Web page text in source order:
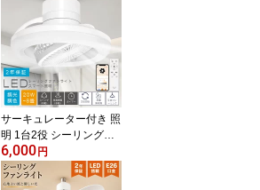
き照明 ファン付きシーリ
ングライト サーキュレー
ターライト リモコン付き
天井扇風機 おしゃれ キ
ッチン 寝室 玄関 脱衣所
洗面所 トイレ 子供部屋
サーキュレーター付き 照
明 1台2役 シーリングフ
ァンライト LED 6畳 8畳
調光 調色 スイング 常夜
灯付き タイマー シーリ
6,000 円